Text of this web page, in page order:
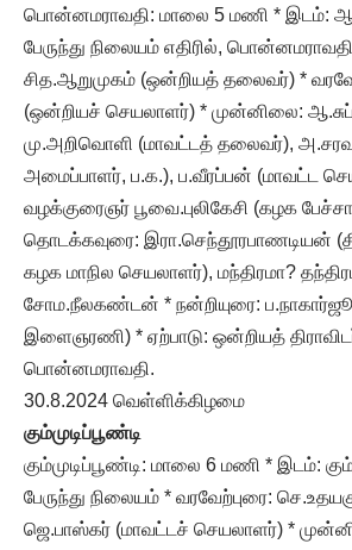
பொன்னமராவதி: மாலை 5 மணி * இடம்:
பேருந்து நிலையம் எதிரில்,
சித.ஆறுமுகம் (ஒன்றியத் தலைவர்) *
(ஒன்றியச் செயலாளர்) * முன்னிலை:
மு.அறிவொளி (மாவட்டத் தலைவர்),
அமைப்பாளர், ப.க.), ப.வீரப்பன் (மாவட்ட
வழக்குரைஞர் பூவை.புலிகேசி (கழக
தொடக்கவுரை: இரா.செந்தூரபாணடியன்
கழக மாநில செயலாளர்), மந்திரமா?
சோம.நீலகண்டன் * நன்றியுரை:
இளைஞரணி) * ஏற்பாடு: ஒன்றியத்
பொன்னமராவதி.
30.8.2024 வெள்ளிக்கிழமை
கும்முடிப்பூண்டி
கும்முடிப்பூண்டி: மாலை 6 மணி * இடம்:
பேருந்து நிலையம் * வரவேற்புரை:
ஜெ.பாஸ்கர் (மாவட்டச் செயலாளர்) *